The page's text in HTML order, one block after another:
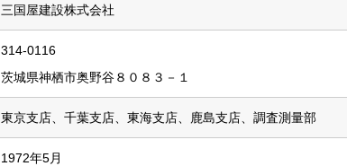
三国屋建設株式会社
314-0116
茨城県神栖市奥野谷８０８３－１
東京支店、千葉支店、東海支店、鹿島支店、調査測量部
1972年5月